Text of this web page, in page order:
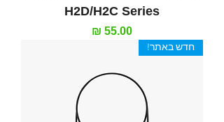
H2D/H2C Series
מחיר
חדש באתר!